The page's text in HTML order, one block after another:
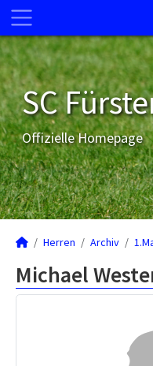
SC
Offizielle Homepage
Herren Archiv
Michael